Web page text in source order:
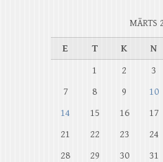
MÄRTS
E T K N
1
2 3
7
8 9 10
14
15 16 17
21
22 23 24
28
29 30 31